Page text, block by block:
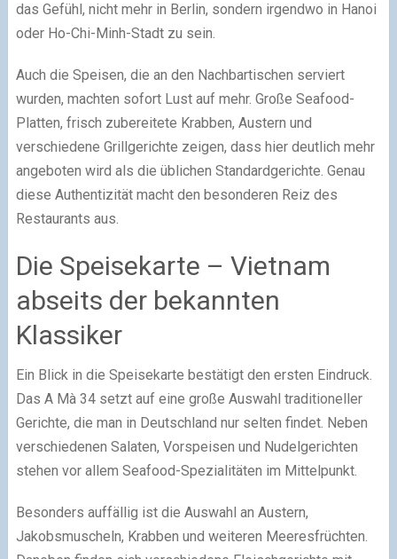
das Gefühl, nicht mehr in Berlin, sondern irgendwo in Hanoi
oder Ho-Chi-Minh-Stadt zu sein.
Auch die Speisen, die an den Nachbartischen serviert
wurden, machten sofort Lust auf mehr. Große Seafood-
Platten, frisch zubereitete Krabben, Austern und
verschiedene Grillgerichte zeigen, dass hier deutlich mehr
angeboten wird als die üblichen Standardgerichte. Genau
diese Authentizität macht den besonderen Reiz des
Restaurants aus.
Die Speisekarte – Vietnam
abseits der bekannten
Klassiker
Ein Blick in die Speisekarte bestätigt den ersten Eindruck.
Das A Mà 34 setzt auf eine große Auswahl traditioneller
Gerichte, die man in Deutschland nur selten findet. Neben
verschiedenen Salaten, Vorspeisen und Nudelgerichten
stehen vor allem Seafood-Spezialitäten im Mittelpunkt.
Besonders auffällig ist die Auswahl an Austern,
Jakobsmuscheln, Krabben und weiteren Meeresfrüchten.